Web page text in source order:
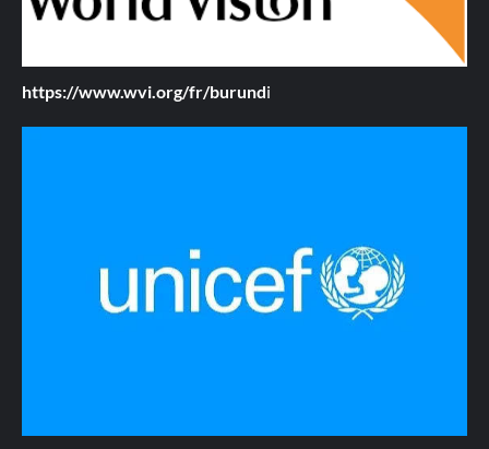
https://www.wvi.org/fr/burundi